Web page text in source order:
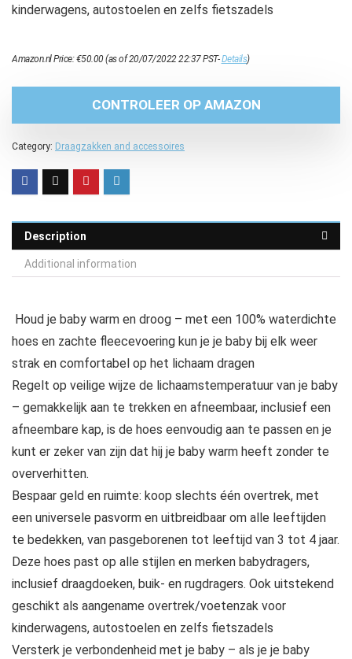
kinderwagens, autostoelen en zelfs fietszadels
Amazon.nl Price:€50.00(as of 20/07/2022 22:37 PST-Details)
CONTROLEER OP AMAZON
Category: Draagzakken and accessoires
Description
Additional information
️ Houd je baby warm en droog – met een 100% waterdichte
hoes en zachte fleecevoering kun je je baby bij elk weer
strak en comfortabel op het lichaam dragen
Regelt op veilige wijze de lichaamstemperatuur van je baby
– gemakkelijk aan te trekken en afneembaar, inclusief een
afneembare kap, is de hoes eenvoudig aan te passen en je
kunt er zeker van zijn dat hij je baby warm heeft zonder te
oververhitten.
Bespaar geld en ruimte: koop slechts één overtrek, met
een universele pasvorm en uitbreidbaar om alle leeftijden
te bedekken, van pasgeborenen tot leeftijd van 3 tot 4 jaar.
Deze hoes past op alle stijlen en merken babydragers,
inclusief draagdoeken, buik- en rugdragers. Ook uitstekend
geschikt als aangename overtrek/voetenzak voor
kinderwagens, autostoelen en zelfs fietszadels
Versterk je verbondenheid met je baby – als je je baby